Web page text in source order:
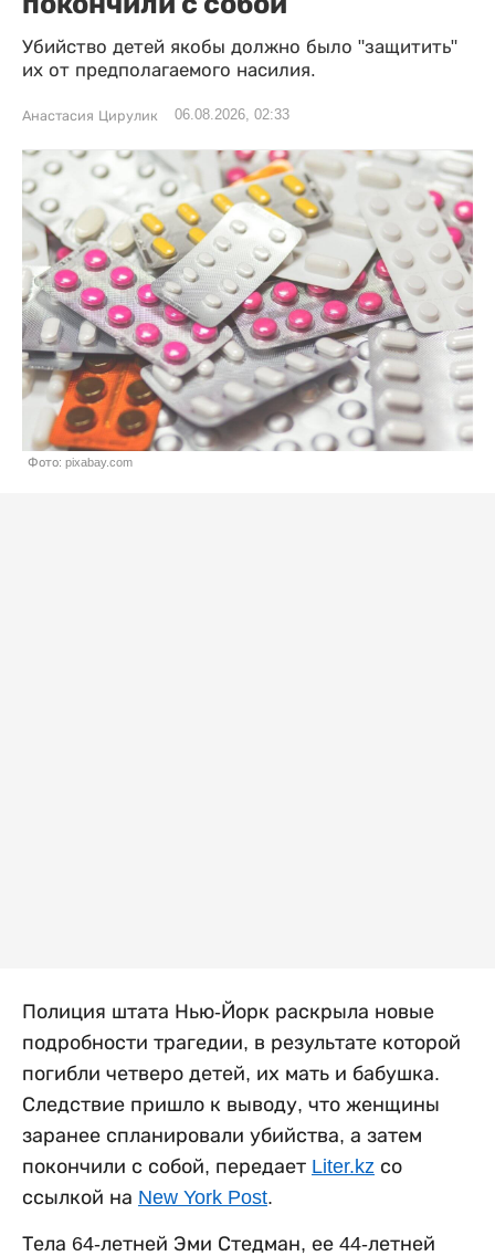
Убийство детей якобы должно было "защитить"
их от предполагаемого насилия.
Анастасия Цирулик 06.08.2026, 02:33
Фото: pixabay.com
Полиция штата Нью-Йорк раскрыла новые
подробности трагедии, в результате которой
погибли четверо детей, их мать и бабушка.
Следствие пришло к выводу, что женщины
заранее спланировали убийства, а затем
покончили с собой, передает Liter.kz со
ссылкой на New York Post.
Тела 64-летней Эми Стедман, ее 44-летней